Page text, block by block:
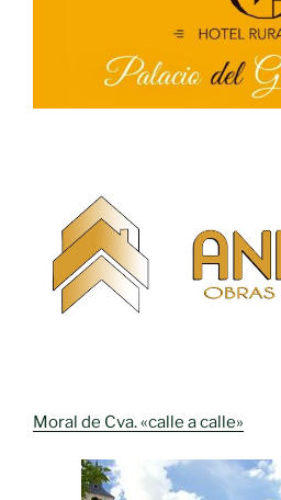
Moral de Cva. «calle a calle»